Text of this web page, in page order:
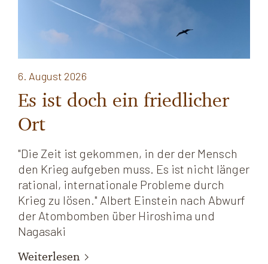
6. August 2026
Es ist doch ein friedlicher
Ort
"Die Zeit ist gekommen, in der der Mensch
den Krieg aufgeben muss. Es ist nicht länger
rational, internationale Probleme durch
Krieg zu lösen." Albert Einstein nach Abwurf
der Atombomben über Hiroshima und
Nagasaki
Weiterlesen